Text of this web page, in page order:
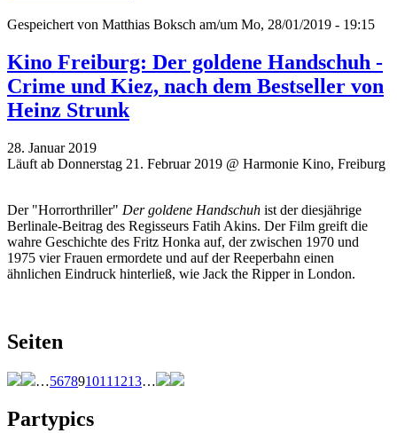
Gespeichert von Matthias Boksch am/um Mo, 28/01/2019 - 19:15
Kino Freiburg: Der goldene Handschuh -
Crime und Kiez, nach dem Bestseller von
Heinz Strunk
28. Januar 2019
Läuft ab Donnerstag 21. Februar 2019 @ Harmonie Kino, Freiburg
Der "Horrorthriller" Der goldene Handschuh ist der diesjährige
Berlinale-Beitrag des Regisseurs Fatih Akins. Der Film greift die
wahre Geschichte des Fritz Honka auf, der zwischen 1970 und
1975 vier Frauen ermordete und auf der Reeperbahn einen
ähnlichen Eindruck hinterließ, wie Jack the Ripper in London.
Seiten
…567891011 1213…
Partypics